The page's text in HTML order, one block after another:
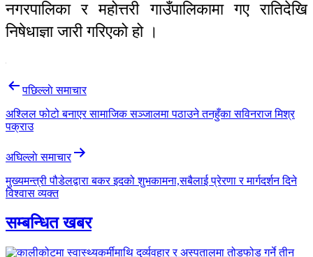
नगरपालिका र महोत्तरी गाउँपालिकामा गए रातिदेखि
निषेधाज्ञा जारी गरिएको हो ।
Post
navigation
पछिल्लाे समाचार
अश्लिल फोटो बनाएर सामाजिक सञ्जालमा पठाउने तनहुँका सविनराज मिश्र
पक्राउ
अघिल्लाे समाचार
मुख्यमन्त्री पौडेलद्वारा बकर इदको शुभकामना,सबैलाई प्रेरणा र मार्गदर्शन दिने
विश्वास व्यक्त
सम्बन्धित खबर